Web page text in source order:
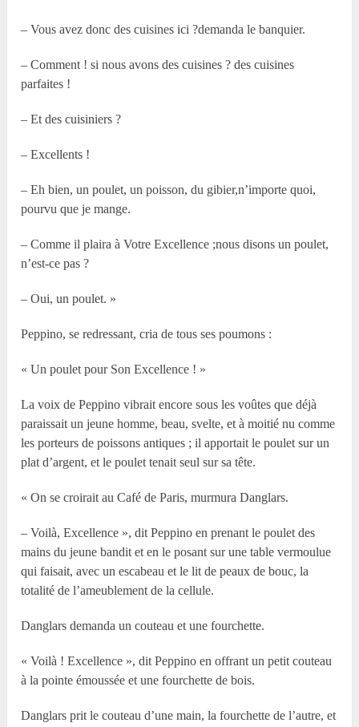
– Vous avez donc des cuisines ici ?demanda le banquier.
– Comment ! si nous avons des cuisines ? des cuisines
parfaites !
– Et des cuisiniers ?
– Excellents !
– Eh bien, un poulet, un poisson, du gibier,n’importe quoi,
pourvu que je mange.
– Comme il plaira à Votre Excellence ;nous disons un poulet,
n’est-ce pas ?
– Oui, un poulet. »
Peppino, se redressant, cria de tous ses poumons :
« Un poulet pour Son Excellence ! »
La voix de Peppino vibrait encore sous les voûtes que déjà
paraissait un jeune homme, beau, svelte, et à moitié nu comme
les porteurs de poissons antiques ; il apportait le poulet sur un
plat d’argent, et le poulet tenait seul sur sa tête.
« On se croirait au Café de Paris, murmura Danglars.
– Voilà, Excellence », dit Peppino en prenant le poulet des
mains du jeune bandit et en le posant sur une table vermoulue
qui faisait, avec un escabeau et le lit de peaux de bouc, la
totalité de l’ameublement de la cellule.
Danglars demanda un couteau et une fourchette.
« Voilà ! Excellence », dit Peppino en offrant un petit couteau
à la pointe émoussée et une fourchette de bois.
Danglars prit le couteau d’une main, la fourchette de l’autre, et